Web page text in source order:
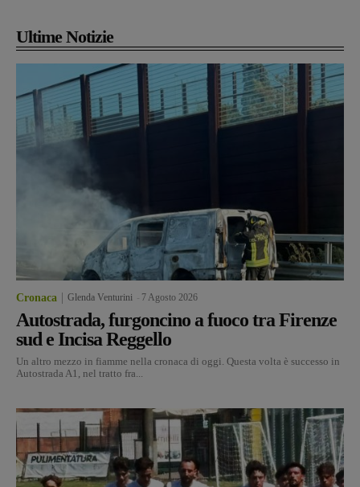
Ultime Notizie
Cronaca Glenda Venturini 7 Agosto 2026
Autostrada, furgoncino a fuoco tra Firenze
sud e Incisa Reggello
Un altro mezzo in fiamme nella cronaca di oggi. Questa volta è successo in
Autostrada A1, nel tratto fra...